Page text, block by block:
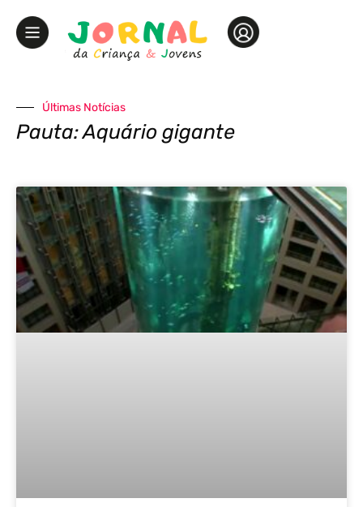
Últimas Notícias
Pauta: Aquário gigante